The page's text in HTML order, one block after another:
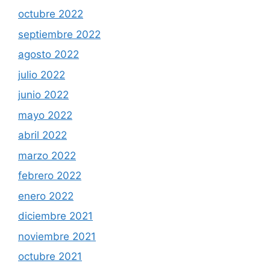
octubre 2022
septiembre 2022
agosto 2022
julio 2022
junio 2022
mayo 2022
abril 2022
marzo 2022
febrero 2022
enero 2022
diciembre 2021
noviembre 2021
octubre 2021